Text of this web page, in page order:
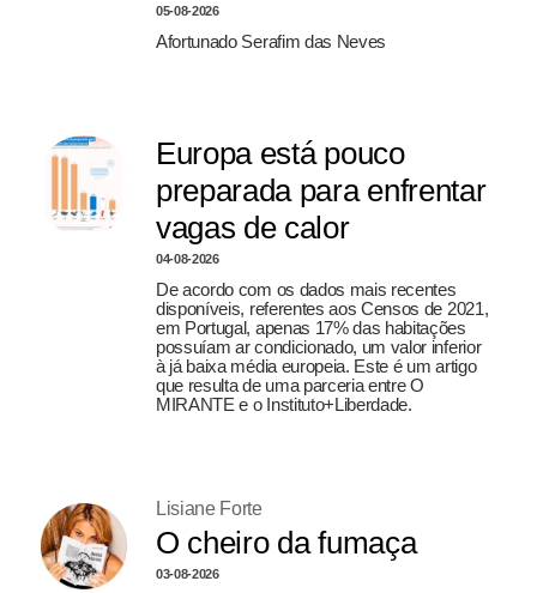
05-08-2026
Afortunado Serafim das Neves
Europa está pouco
preparada para enfrentar
vagas de calor
04-08-2026
De acordo com os dados mais recentes
disponíveis, referentes aos Censos de 2021,
em Portugal, apenas 17% das habitações
possuíam ar condicionado, um valor inferior
à já baixa média europeia. Este é um artigo
que resulta de uma parceria entre O
MIRANTE e o Instituto+Liberdade.
Lisiane Forte
O cheiro da fumaça
03-08-2026